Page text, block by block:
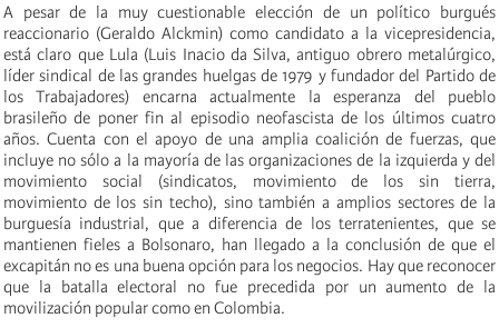
A pesar de la muy cuestionable elección de un político burgués
reaccionario (Geraldo Alckmin) como candidato a la vicepresidencia,
está claro que Lula (Luis Inacio da Silva, antiguo obrero metalúrgico,
líder sindical de las grandes huelgas de 1979 y fundador del Partido de
los Trabajadores) encarna actualmente la esperanza del pueblo
brasileño de poner fin al episodio neofascista de los últimos cuatro
años. Cuenta con el apoyo de una amplia coalición de fuerzas, que
incluye no sólo a la mayoría de las organizaciones de la izquierda y del
movimiento social (sindicatos, movimiento de los sin tierra,
movimiento de los sin techo), sino también a amplios sectores de la
burguesía industrial, que a diferencia de los terratenientes, que se
mantienen fieles a Bolsonaro, han llegado a la conclusión de que el
excapitán no es una buena opción para los negocios. Hay que reconocer
que la batalla electoral no fue precedida por un aumento de la
movilización popular como en Colombia.